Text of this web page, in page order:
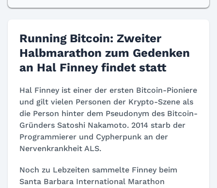
Running Bitcoin: Zweiter
Halbmarathon zum Gedenken
an Hal Finney findet statt
Hal Finney ist einer der ersten Bitcoin-Pioniere
und gilt vielen Personen der Krypto-Szene als
die Person hinter dem Pseudonym des Bitcoin-
Gründers Satoshi Nakamoto. 2014 starb der
Programmierer und Cypherpunk an der
Nervenkrankheit ALS.
Noch zu Lebzeiten sammelte Finney beim
Santa Barbara International Marathon